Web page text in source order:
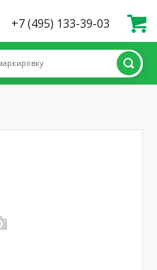
+7 (495) 133-39-03